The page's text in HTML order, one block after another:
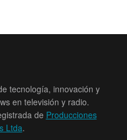
tecnología, innovación y
en televisión y radio.
de Producciones
Ltda.